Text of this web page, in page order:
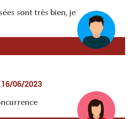
sont très bien, je
16/06/2023